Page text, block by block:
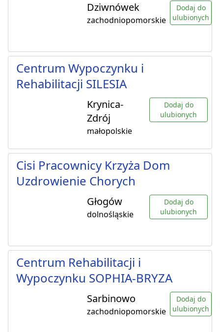
Dziwnówek
zachodniopomorskie
Dodaj do
ulubionych
Centrum Wypoczynku i
Rehabilitacji SILESIA
Krynica-
Zdrój
małopolskie
Dodaj do
ulubionych
Cisi Pracownicy Krzyża Dom
Uzdrowienie Chorych
Głogów
dolnośląskie
Dodaj do
ulubionych
Centrum Rehabilitacji i
Wypoczynku SOPHIA-BRYZA
Sarbinowo
zachodniopomorskie
Dodaj do
ulubionych